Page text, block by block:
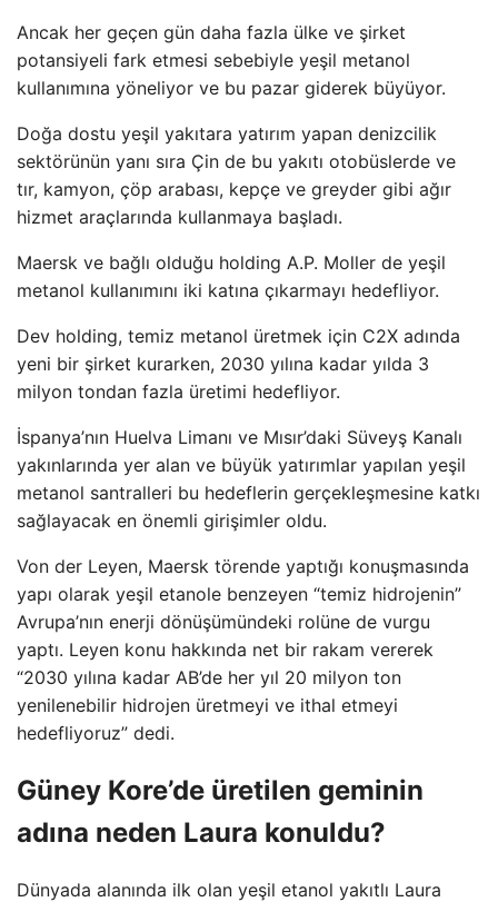
Ancak her geçen gün daha fazla ülke ve şirket
potansiyeli fark etmesi sebebiyle yeşil metanol
kullanımına yöneliyor ve bu pazar giderek büyüyor.
Doğa dostu yeşil yakıtara yatırım yapan denizcilik
sektörünün yanı sıra Çin de bu yakıtı otobüslerde ve
tır, kamyon, çöp arabası, kepçe ve greyder gibi ağır
hizmet araçlarında kullanmaya başladı.
Maersk ve bağlı olduğu holding A.P. Moller de yeşil
metanol kullanımını iki katına çıkarmayı hedefliyor.
Dev holding, temiz metanol üretmek için C2X adında
yeni bir şirket kurarken, 2030 yılına kadar yılda 3
milyon tondan fazla üretimi hedefliyor.
İspanya’nın Huelva Limanı ve Mısır’daki Süveyş Kanalı
yakınlarında yer alan ve büyük yatırımlar yapılan yeşil
metanol santralleri bu hedeflerin gerçekleşmesine katkı
sağlayacak en önemli girişimler oldu.
Von der Leyen, Maersk törende yaptığı konuşmasında
yapı olarak yeşil etanole benzeyen “temiz hidrojenin”
Avrupa’nın enerji dönüşümündeki rolüne de vurgu
yaptı. Leyen konu hakkında net bir rakam vererek
“2030 yılına kadar AB’de her yıl 20 milyon ton
yenilenebilir hidrojen üretmeyi ve ithal etmeyi
hedefliyoruz” dedi.
Güney Kore’de üretilen geminin
adına neden Laura konuldu?
Dünyada alanında ilk olan yeşil etanol yakıtlı Laura